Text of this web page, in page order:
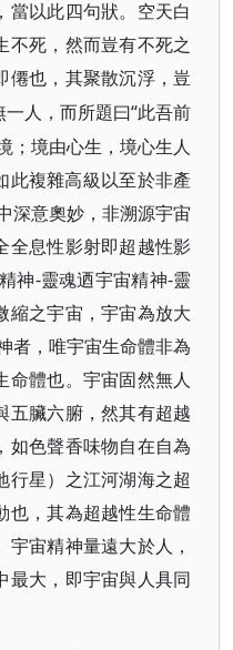
當以此四句狀。空天白
不死，然而豈有不死之
僊也，其聚散沉浮，豈
一人，而所題曰“此吾前
；境由心生，境心生人
複雜高級以至於非產
深意奧妙，非溯源宇宙
全息性影射即超越性影
神-靈魂迺宇宙精神-靈
縮之宇宙，宇宙為放大
者，唯宇宙生命體非為
命體也。宇宙固然無人
五臟六腑，然其有超越
如色聲香味物自在自為
行星）之江河湖海之超
也，其為超越性生命體
宙精神量遠大於人，
最大，即宇宙與人具同